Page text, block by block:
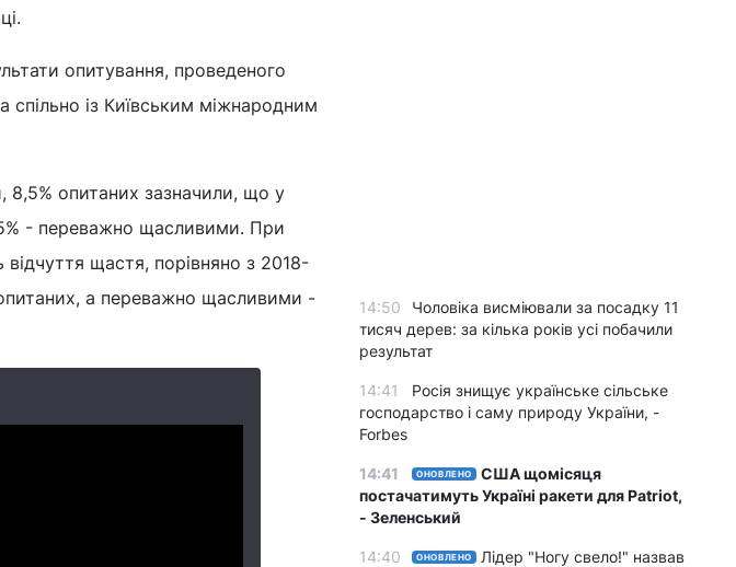
опитування, проведеного
спільно із Київським міжнародним
8,5% опитаних зазначили, що у
- переважно щасливими. При
щастя, порівняно з 2018-
а переважно щасливими -
14:50
Чоловіка висміювали за посадку 11
тисяч дерев: за кілька років усі побачили
результат
14:41
Росія знищує українське сільське
господарство і саму природу України, -
Forbes
14:41 ОНОВЛЕНО
США щомісяця
постачатимуть Україні ракети для Patriot,
- Зеленський
14:40 ОНОВЛЕНО
Лідер "Ногу свело!" назвав